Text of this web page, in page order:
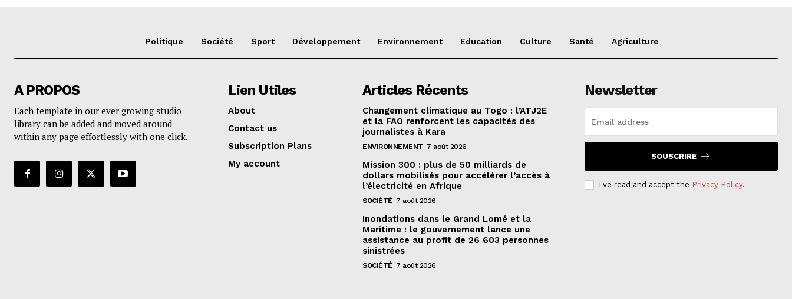
Politique Société Sport Développement Environnement Education Culture Santé Agriculture
A PROPOS
Each template in our ever growing studio
library can be added and moved around
within any page effortlessly with one click.
Lien Utiles
About
Contact us
Subscription Plans
My account
Articles Récents
Changement climatique au Togo : l’ATJ2E
et la FAO renforcent les capacités des
journalistes à Kara
ENVIRONNEMENT 7 août 2026
Mission 300 : plus de 50 milliards de
dollars mobilisés pour accélérer l’accès à
l’électricité en Afrique
SOCIÉTÉ 7 août 2026
Inondations dans le Grand Lomé et la
Maritime : le gouvernement lance une
assistance au profit de 26 603 personnes
sinistrées
SOCIÉTÉ 7 août 2026
Newsletter
SOUSCRIRE
I've read and accept the Privacy Policy.